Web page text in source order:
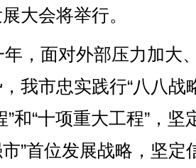
大会将举行。
，面对外部压力加大
我市忠实践行“八八战
”和“十项重大工程”，坚
”首位发展战略，坚定